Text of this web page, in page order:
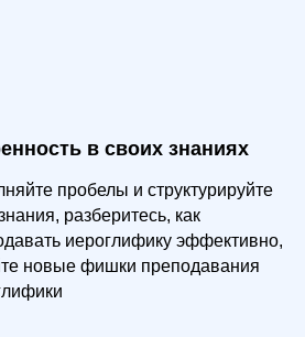
в своих знаниях
пробелы и структурируйте
разберитесь, как
иероглифику эффективно,
новые фишки преподавания